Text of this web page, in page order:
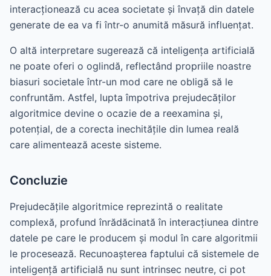
interacționează cu acea societate și învață din datele
generate de ea va fi într-o anumită măsură influențat.
O altă interpretare sugerează că inteligența artificială
ne poate oferi o oglindă, reflectând propriile noastre
biasuri societale într-un mod care ne obligă să le
confruntăm. Astfel, lupta împotriva prejudecăților
algoritmice devine o ocazie de a reexamina și,
potențial, de a corecta inechitățile din lumea reală
care alimentează aceste sisteme.
Concluzie
Prejudecățile algoritmice reprezintă o realitate
complexă, profund înrădăcinată în interacțiunea dintre
datele pe care le producem și modul în care algoritmii
le procesează. Recunoașterea faptului că sistemele de
inteligență artificială nu sunt intrinsec neutre, ci pot